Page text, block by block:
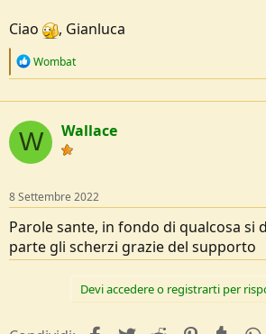
Ciao
, Gianluca
R
c
t
i
o
n
Wombat
W Wallace
8 Settembre 2022
Parole sante, in fondo di qualcosa si
parte gli scherzi grazie del supporto
Devi accedere o registrarti per